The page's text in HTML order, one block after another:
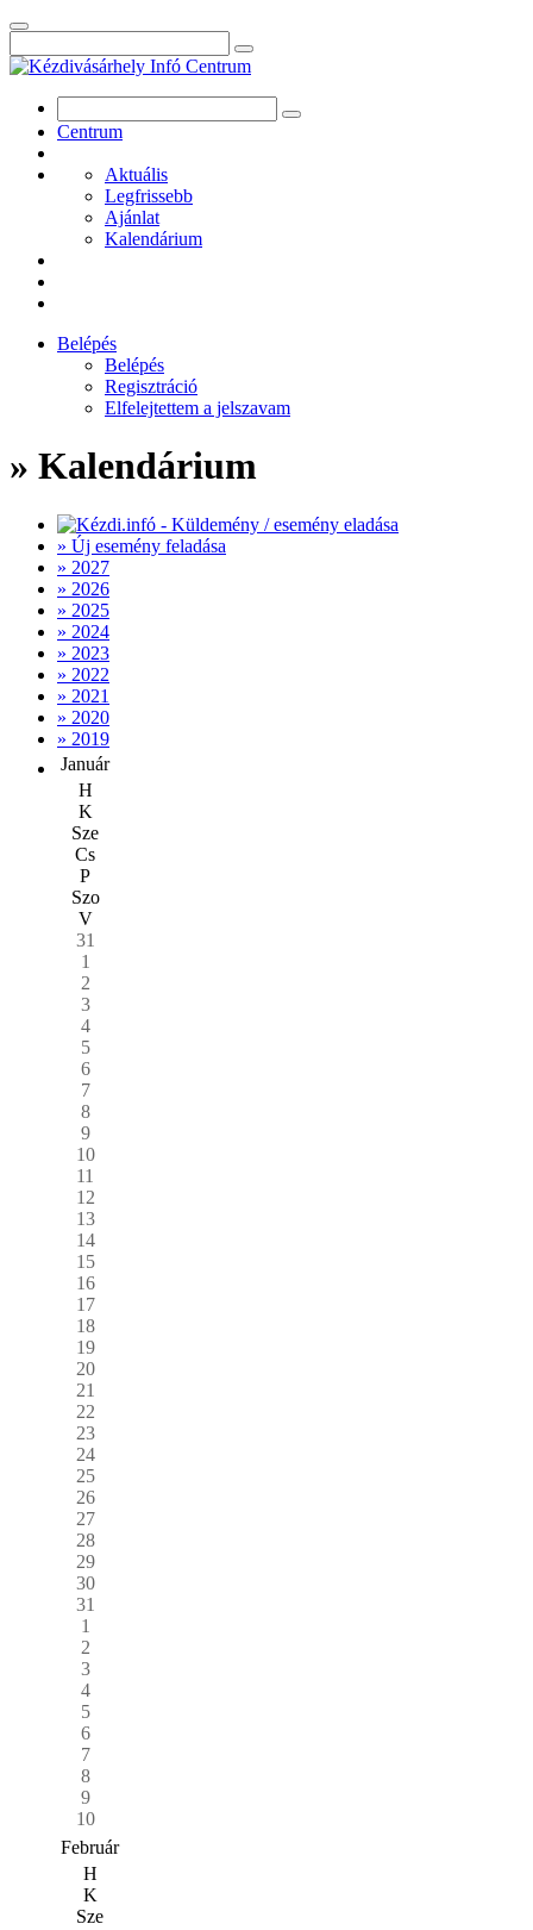
Centrum
Aktuális
Legfrissebb
Ajánlat
Kalendárium
Belépés
Belépés
Regisztráció
Elfelejtettem a jelszavam
» Kalendárium
» Új esemény feladása
» 2027
» 2026
» 2025
» 2024
» 2023
» 2022
» 2021
» 2020
» 2019
Január
H
K
Sze
Cs
P
Szo
V
31
1
2
3
4
5
6
7
8
9
10
11
12
13
14
15
16
17
18
19
20
21
22
23
24
25
26
27
28
29
30
31
1
2
3
4
5
6
7
8
9
10
Február
H
K
Sze